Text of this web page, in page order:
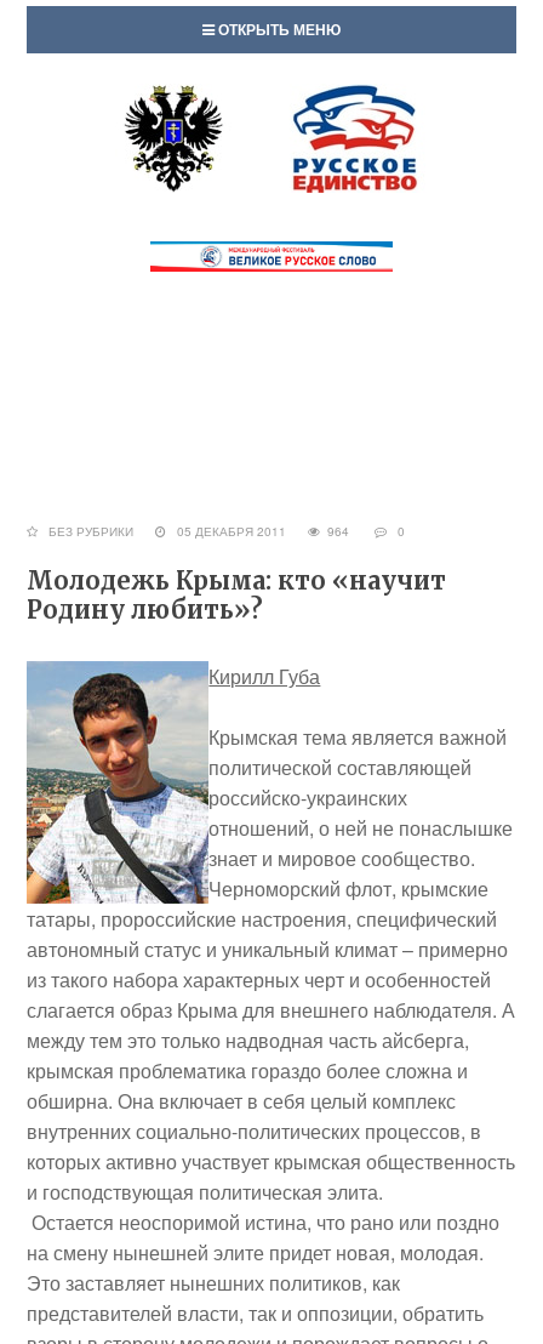
ОТКРЫТЬ МЕНЮ
БЕЗ РУБРИКИ 05 ДЕКАБРЯ 2011 964 0
Молодежь Крыма: кто «научит
Родину любить»?
Кирилл Губа
Крымская тема является важной
политической составляющей
российско-украинских
отношений, о ней не понаслышке
знает и мировое сообщество.
Черноморский флот, крымские
татары, пророссийские настроения, специфический
автономный статус и уникальный климат – примерно
из такого набора характерных черт и особенностей
слагается образ Крыма для внешнего наблюдателя. А
между тем это только надводная часть айсберга,
крымская проблематика гораздо более сложна и
обширна. Она включает в себя целый комплекс
внутренних социально-политических процессов, в
которых активно участвует крымская общественность
и господствующая политическая элита.
Остается неоспоримой истина, что рано или поздно
на смену нынешней элите придет новая, молодая.
Это заставляет нынешних политиков, как
представителей власти, так и оппозиции, обратить